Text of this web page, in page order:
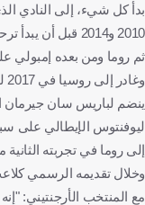
بدأ كل شيء، إلى النادي
2010 و2014 قبل
ثم روما ومن بعده إمبولي
إلى روما في تجربته الثانية
مع المنتخب الأرجنتيني: